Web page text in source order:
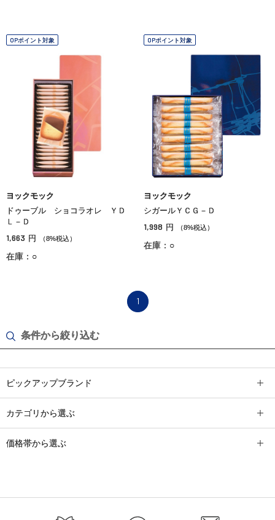
条件から絞り込む
ピックアップブランド
カテゴリから選ぶ
価格帯から選ぶ
OPポイント対象
ヨックモック
ドゥーブル ショコラオレ ＹＤ
Ｌ－Ｄ
1,663 円 （8%税込）
在庫：○
OPポイント対象
ヨックモック
シガールＹＣＧ－Ｄ
1,998 円 （8%税込）
在庫：○
1